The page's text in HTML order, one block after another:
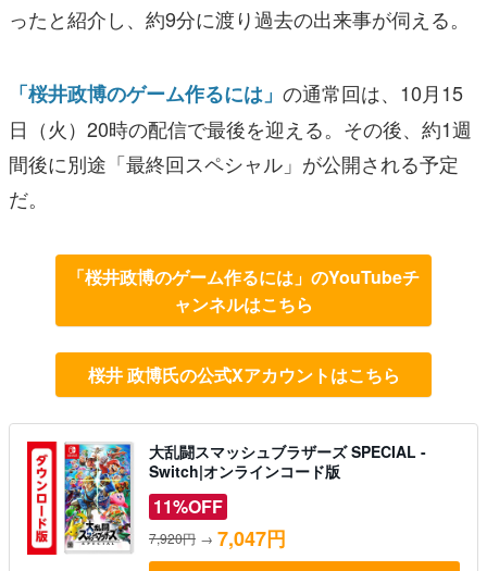
ったと紹介し、約9分に渡り過去の出来事が伺える。
「桜井政博のゲーム作るには」 の通常回は、10月15
日（火）20時の配信で最後を迎える。その後、約1週
間後に別途「最終回スペシャル」が公開される予定
だ。
「桜井政博のゲーム作るには」のYouTubeチ
ャンネルはこちら
桜井 政博氏の公式Xアカウントはこちら
大乱闘スマッシュブラザーズ SPECIAL -
Switch|オンラインコード版
11%OFF
7,920円 → 7,047円